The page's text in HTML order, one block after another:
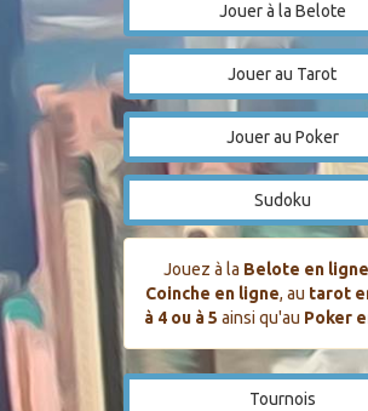
Jouer à la Belote
Jouer au Tarot
Jouer au Poker
Sudoku
Jouez à la Belote en ligne
Coinche en ligne, au tarot
à 4 ou à 5 ainsi qu'au Poker
Tournois